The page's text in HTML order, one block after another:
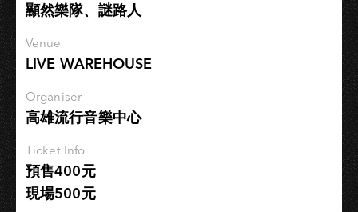
顯然樂隊、謎路人
Venue
LIVE WAREHOUSE
Organiser
高雄流行音樂中心
Ticket Info
預售400元
現場500元